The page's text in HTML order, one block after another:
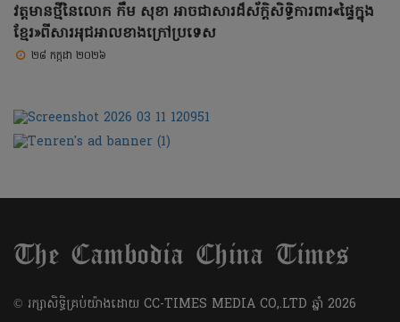
វត្តមានថ្មីនៃលោក កឹម សុខា អាចជាសារដ៏ស័ក្តិសិទ្ធិការពារ«ផ្ទៃក្នុង
ខ្មែរ»ពីសារអុជអាលខាងក្រៅប្រទេស
២៨ កក្កដា ២០២៦
​© រក្សា​សិទ្ធិ​គ្រប់​យ៉ាង​ដោយ​ CC-TIMES MEDIA CO,.LTD ឆ្នាំ​ 2026